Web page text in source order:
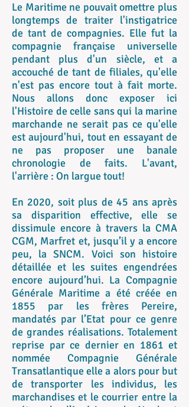
Le Maritime ne pouvait omettre plus
longtemps de traiter l'instigatrice
de tant de compagnies. Elle fut la
compagnie française universelle
pendant plus d'un siècle, et a
accouché de tant de filiales, qu'elle
n'est pas encore tout à fait morte.
Nous allons donc exposer ici
l'Histoire de celle sans qui la marine
marchande ne serait pas ce qu'elle
est aujourd'hui, tout en essayant de
ne pas proposer une banale
chronologie de faits. L'avant,
l'arrière : On largue tout!
En 2020, soit plus de 45 ans après
sa disparition effective, elle se
dissimule encore à travers la CMA
CGM, Marfret et, jusqu’il y a encore
peu, la SNCM. Voici son histoire
détaillée et les suites engendrées
encore aujourd’hui. La Compagnie
Générale Maritime a été créée en
1855 par les frères Pereire,
mandatés par l’Etat pour ce genre
de grandes réalisations. Totalement
reprise par ce dernier en 1861 et
nommée Compagnie Générale
Transatlantique elle a alors pour but
de transporter les individus, les
marchandises et le courrier entre la